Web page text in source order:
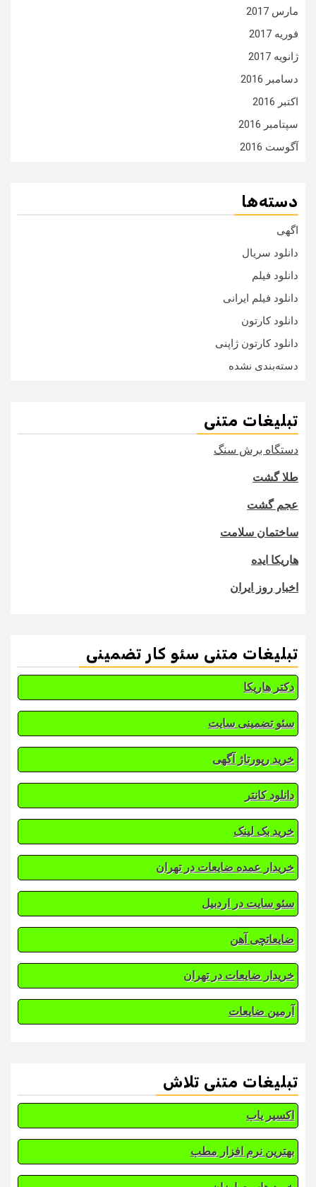
مارس 2017
فوریه 2017
ژانویه 2017
دسامبر 2016
اکتبر 2016
سپتامبر 2016
آگوست 2016
دسته‌ها
اگهی
دانلود سریال
دانلود فیلم
دانلود فیلم ایرانی
دانلود کارتون
دانلود کارتون ژاپنی
دسته‌بندی نشده
تبلیغات متنی
دستگاه برش سنگ
طلا گشت
عجم گشت
ساختمان سلامت
هاریکا ایده
اخبار روز ایران
تبلیغات متنی سئو کار تضمینی
دکتر هاریکا
سئو تضمینی سایت
خرید رپورتاژ آگهی
دانلود کانتر
خرید بک لینک
خریدار عمده ضایعات در تهران
سئو سایت در اردبیل
ضایعاتچی آهن
خریدار ضایعات در تهران
آرمین ضایعات
تبلیغات متنی تلاش
اکسیر یاب
بهترین نرم افزار مطب